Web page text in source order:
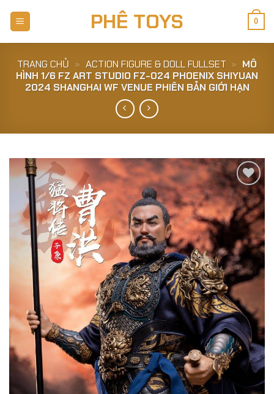
PHÊ TOYS 0
TRANG CHỦ » ACTION FIGURE & DOLL FULLSET » MÔ
HÌNH 1/6 FZ ART STUDIO FZ-024 PHOENIX SHIYUAN
2024 SHANGHAI WF VENUE PHIÊN BẢN GIỚI HẠN
Add to
Wishlist